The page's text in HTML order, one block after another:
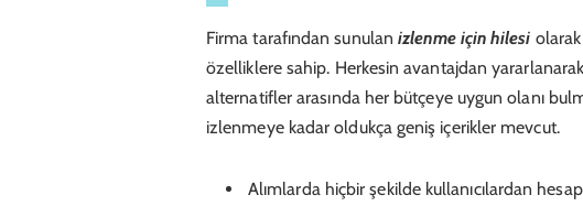
Firma tarafından sunulan izlenme için hilesi
özelliklere sahip. Herkesin avantajdan yararlanarak
alternatifler arasında her bütçeye uygun olanı
izlenmeye kadar oldukça geniş içerikler mevcut.
Alımlarda hiçbir şekilde kullanıcılardan